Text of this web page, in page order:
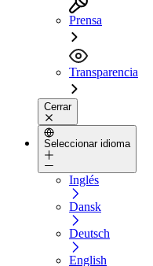
Prensa
Transparencia
Cerrar
Seleccionar idioma
Inglés
Dansk
Deutsch
English